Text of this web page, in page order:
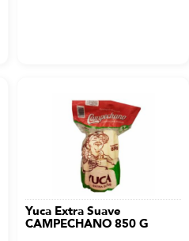
Yuca Extra Suave
CAMPECHANO 850 G